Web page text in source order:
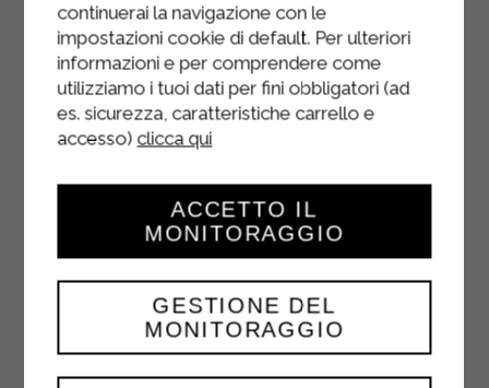
continuerai la navigazione con le
impostazioni cookie di default. Per ulteriori
informazioni e per comprendere come
utilizziamo i tuoi dati per fini obbligatori (ad
es. sicurezza, caratteristiche carrello e
accesso) clicca qui
GESTIONE DEL
MONITORAGGIO
ACCETTO IL
MONITORAGGIO